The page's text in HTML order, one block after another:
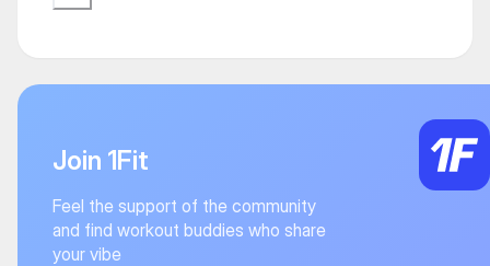
Join 1Fit
Feel the support of the community
and find workout buddies who share
your vibe